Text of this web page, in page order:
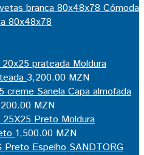
Cómoda
80x48x78
Moldura
3,200.00 MZN
Capa almofada
MZN
Moldura
1,500.00 MZN
Espelho SANDTORG